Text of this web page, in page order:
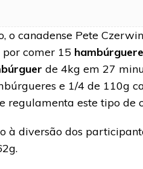
canadense Pete
por comer 15
de 4kg em 27
e 1/4 de 110g
regulamenta este tipo de
à diversão dos